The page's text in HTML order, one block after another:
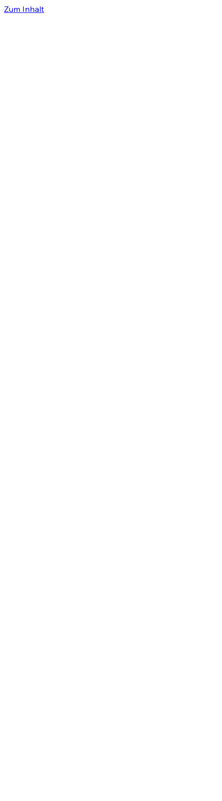
Zum Inhalt